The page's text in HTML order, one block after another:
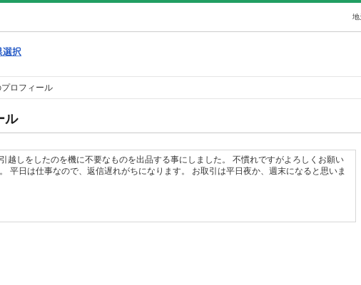
地
ロフィール
ル
越しをしたのを機に不要なものを出品する事にしました。 不慣れですがよろしくお願い
平日は仕事なので、返信遅れがちになります。 お取引は平日夜か、週末になると思いま